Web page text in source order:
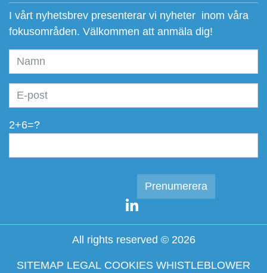
I vårt nyhetsbrev presenterar vi nyheter inom våra
fokusområden. Välkommen att anmäla dig!
2+6=?
All rights reserved © 2026
SITEMAP LEGAL COOKIES WHISTLEBLOWER